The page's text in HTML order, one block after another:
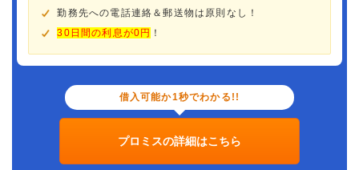
勤務先への電話連絡＆郵送物は原則なし！
30日間の利息が0円 ！
借入可能か1秒でわかる!!
プロミスの詳細はこちら